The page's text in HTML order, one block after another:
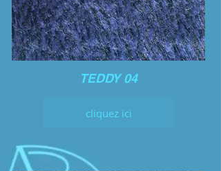
TEDDY 04
cliquez ici